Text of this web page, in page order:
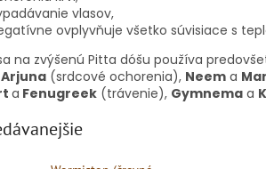
vlasov,
ovplyvňuje všetko súvisiace s
na zvýšenú Pitta dóšu používa
Arjuna (srdcové ochorenia), Neem a
a Fenugreek (trávenie), Gymnema a